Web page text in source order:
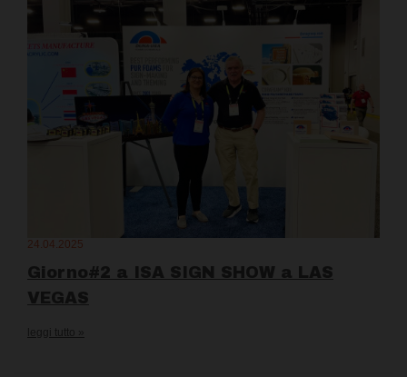
24.04.2025
Giorno#2 a ISA SIGN SHOW a LAS
VEGAS
leggi tutto »